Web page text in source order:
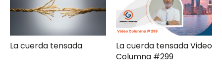
cuerda tensada
La cuerda tensada Video
Columna #299